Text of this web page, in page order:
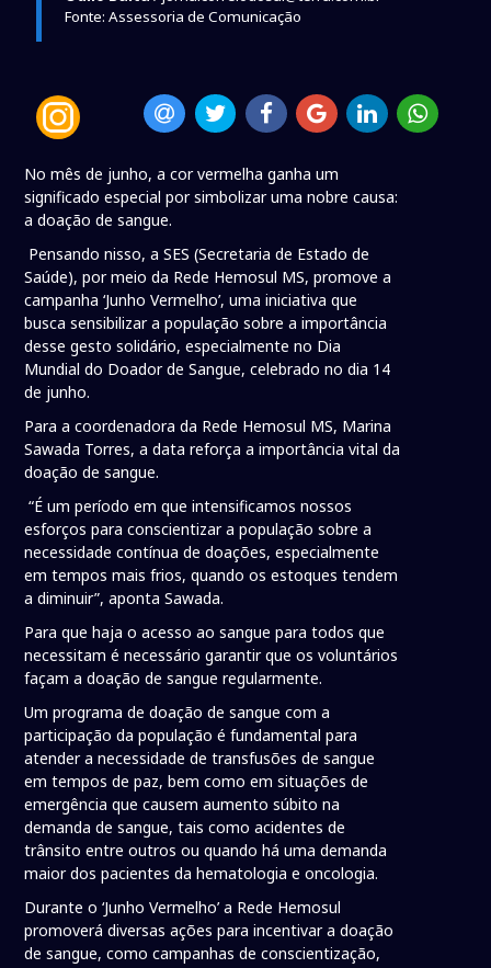
Fonte: Assessoria de Comunicação
No mês de junho, a cor vermelha ganha um
significado especial por simbolizar uma nobre causa:
a doação de sangue.
Pensando nisso, a SES (Secretaria de Estado de
Saúde), por meio da Rede Hemosul MS, promove a
campanha ‘Junho Vermelho’, uma iniciativa que
busca sensibilizar a população sobre a importância
desse gesto solidário, especialmente no Dia
Mundial do Doador de Sangue, celebrado no dia 14
de junho.
Para a coordenadora da Rede Hemosul MS, Marina
Sawada Torres, a data reforça a importância vital da
doação de sangue.
“É um período em que intensificamos nossos
esforços para conscientizar a população sobre a
necessidade contínua de doações, especialmente
em tempos mais frios, quando os estoques tendem
a diminuir”, aponta Sawada.
Para que haja o acesso ao sangue para todos que
necessitam é necessário garantir que os voluntários
façam a doação de sangue regularmente.
Um programa de doação de sangue com a
participação da população é fundamental para
atender a necessidade de transfusões de sangue
em tempos de paz, bem como em situações de
emergência que causem aumento súbito na
demanda de sangue, tais como acidentes de
trânsito entre outros ou quando há uma demanda
maior dos pacientes da hematologia e oncologia.
Durante o ‘Junho Vermelho’ a Rede Hemosul
promoverá diversas ações para incentivar a doação
de sangue, como campanhas de conscientização,